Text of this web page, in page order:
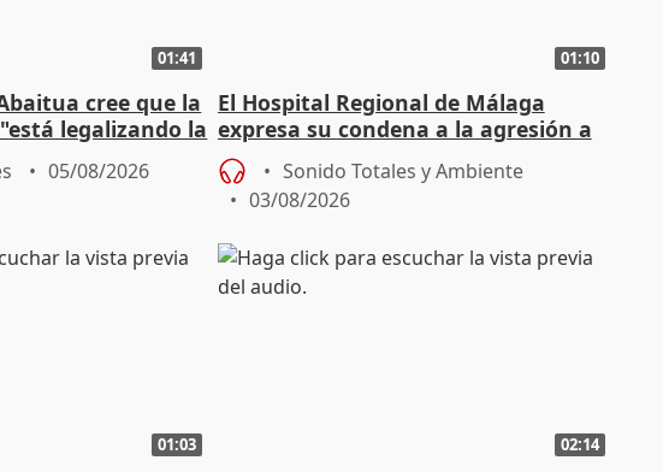
01:41
cree que la
legalizando la
05/08/2026
01:10
El Hospital Regional de Málaga
expresa su condena a la agresión a
dos enfermeras de Urgencias
Sonido Totales y Ambiente
03/08/2026
01:03 02:14